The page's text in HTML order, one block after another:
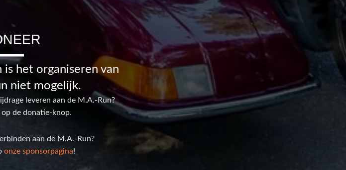
het organiseren van
niet mogelijk.
leveren aan de M.A.-Run?
op de donatie-knop.
aan de M.A.-Run?
onze sponsorpagina!